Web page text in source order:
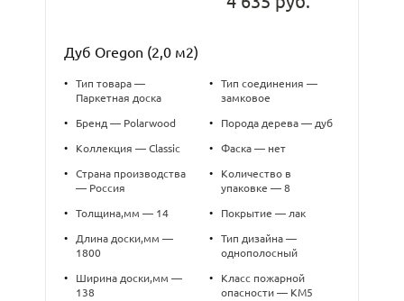
Дуб Oregon (2,0 м2)
•
Тип товара —
Паркетная доска
• Бренд — Polarwood
• Коллекция — Classic
•
Страна производства
— Россия
• Толщина,мм — 14
•
Длина доски,мм —
1800
•
Ширина доски,мм —
138
•
Тип соединения —
замковое
• Порода дерева — дуб
• Фаска — нет
•
Количество в
упаковке — 8
• Покрытие — лак
•
Тип дизайна —
однополосный
•
Класс пожарной
опасности — КМ5